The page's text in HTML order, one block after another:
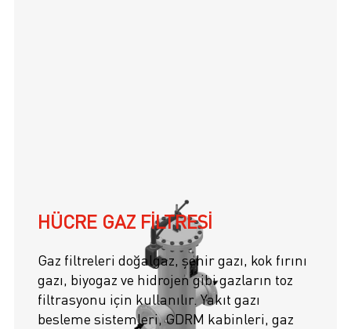
HÜCRE GAZ FILTRESI
Gaz filtreleri doğalgaz, şehir gazı, kok fırını
gazı, biyogaz ve hidrojen gibi gazların toz
filtrasyonu için kullanılır. Yakıt gazı
besleme sistemleri, GDRM kabinleri, gaz